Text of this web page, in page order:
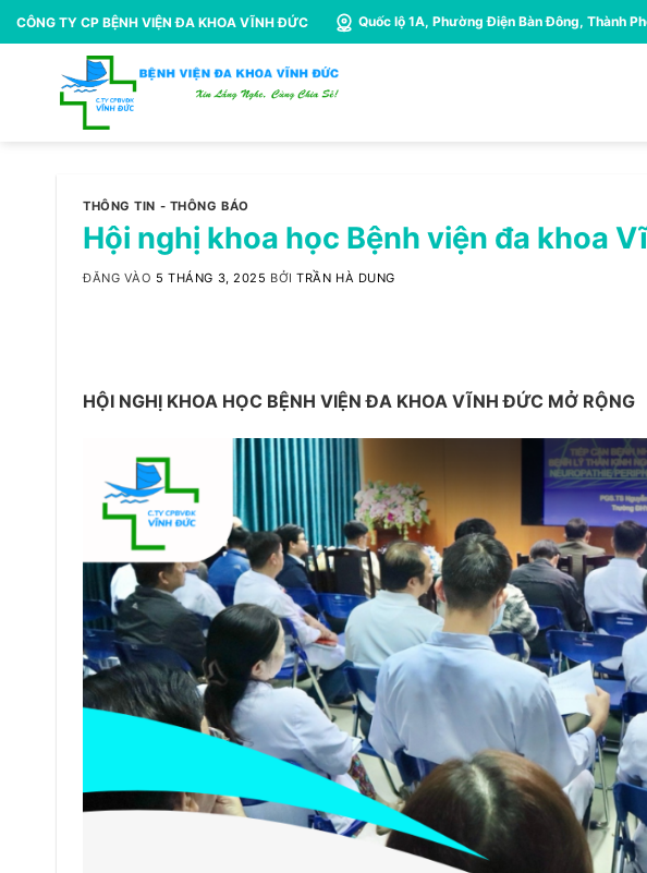
Bỏ
qua
CÔNG TY CP BỆNH VIỆN ĐA KHOA VĨNH ĐỨC Quốc lộ 1A, Phường Điện Bàn Đông, Thành
THÔNG TIN - THÔNG BÁO
Hội nghị khoa học Bệnh viện đa khoa
ĐĂNG VÀO 5 THÁNG 3, 2025 BỞITRẦN HÀ DUNG
HỘI NGHỊ KHOA HỌC BỆNH VIỆN ĐA KHOA VĨNH ĐỨC MỞ RỘNG